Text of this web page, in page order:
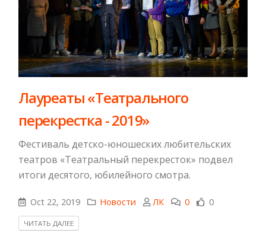
Лауреаты «Театрального
перекрестка - 2019»
Фестиваль детско-юношеских любительских
театров «Театральный перекресток» подвел
итоги десятого, юбилейного смотра.
Oct 22, 2019 Новости ЛК 0 0
ЧИТАТЬ ДАЛЕЕ